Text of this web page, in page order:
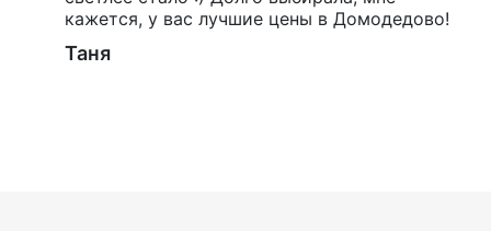
кажется, у вас лучшие цены в Домодедово!
Таня